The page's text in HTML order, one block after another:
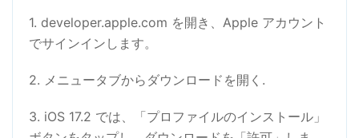
1. developer.apple.com を開き、Apple アカウント
でサインインします。
2. メニュータブからダウンロードを開く.
3. iOS 17.2 では、「プロファイルのインストール」